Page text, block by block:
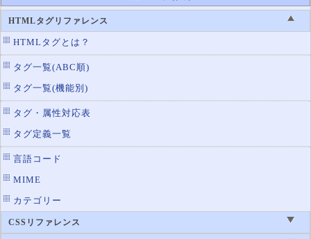
HTMLタグリファレンス
HTMLタグとは？
タグ一覧(ABC順)
タグ一覧(機能別)
タグ・属性対応表
タグ定義一覧
言語コード
MIME
カテゴリー
CSSリファレンス